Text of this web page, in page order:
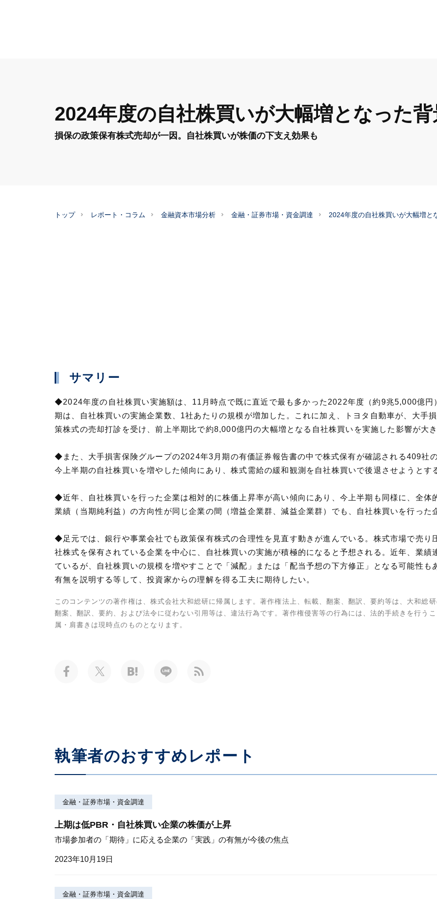
2024年度の自社株買いが大幅増となった
損保の政策保有株式売却が一因。自社株買いが株価の下支え効果も
トップ レポート・コラム 金融資本市場分析 金融・証券市場・資金調達 2024年度の自社株買いが大幅増と
サマリー
◆2024年度の自社株買い実施額は、11月時点で既に直近で最も多かった2022年度（約9兆5,000億円
期は、自社株買いの実施企業数、1社あたりの規模が増加した。これに加え、トヨタ自動車が、大手
策株式の売却打診を受け、前上半期比で約8,000億円の大幅増となる自社株買いを実施した影響が大き
◆また、大手損害保険グループの2024年3月期の有価証券報告書の中で株式保有が確認される409社
今上半期の自社株買いを増やした傾向にあり、株式需給の緩和観測を自社株買いで後退させようとす
◆近年、自社株買いを行った企業は相対的に株価上昇率が高い傾向にあり、今上半期も同様に、全体
業績（当期純利益）の方向性が同じ企業の間（増益企業群、減益企業群）でも、自社株買いを行った
◆足元では、銀行や事業会社でも政策保有株式の合理性を見直す動きが進んでいる。株式市場で売り
社株式を保有されている企業を中心に、自社株買いの実施が積極的になると予想される。近年、業績
ているが、自社株買いの規模を増やすことで「減配」または「配当予想の下方修正」となる可能性
有無を説明する等して、投資家からの理解を得る工夫に期待したい。
このコンテンツの著作権は、株式会社大和総研に帰属します。著作権法上、転載、翻案、翻訳、要約等は、大和総
翻案、翻訳、要約、および法令に従わない引用等は、違法行為です。著作権侵害等の行為には、法的手続きを行う
属・肩書きは現時点のものとなります。
執筆者のおすすめレポート
金融・証券市場・資金調達
上期は低PBR・自社株買い企業の株価が上昇
市場参加者の「期待」に応える企業の「実践」の有無が今後の焦点
2023年10月19日
金融・証券市場・資金調達